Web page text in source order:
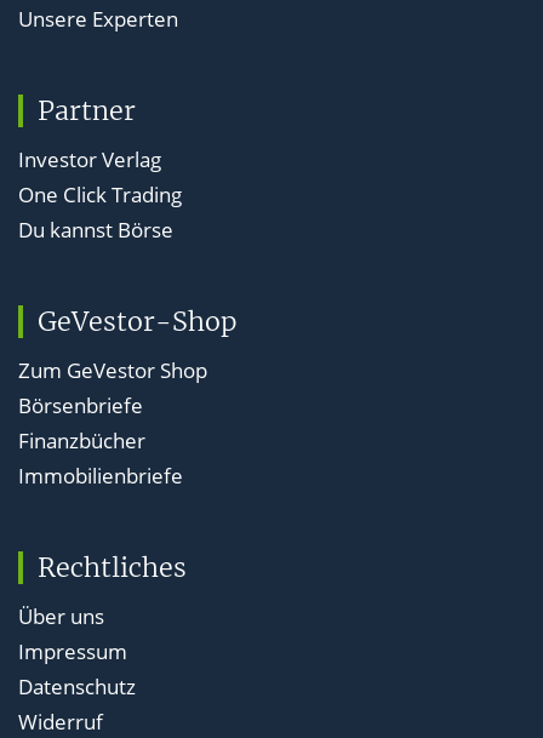
Unsere Experten
Partner
Investor Verlag
One Click Trading
Du kannst Börse
GeVestor-Shop
Zum GeVestor Shop
Börsenbriefe
Finanzbücher
Immobilienbriefe
Rechtliches
Über uns
Impressum
Datenschutz
Widerruf